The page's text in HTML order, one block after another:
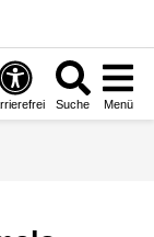
Suche Menü